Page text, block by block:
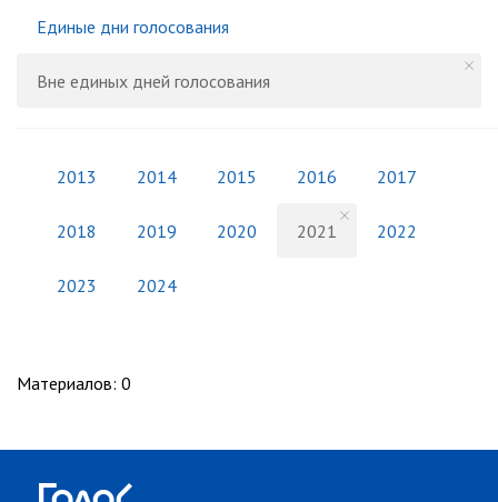
Единые дни голосования
Вне единых дней голосования
2013 2014 2015 2016 2017
2018 2019 2020 2021 2022
2023 2024
Материалов: 0